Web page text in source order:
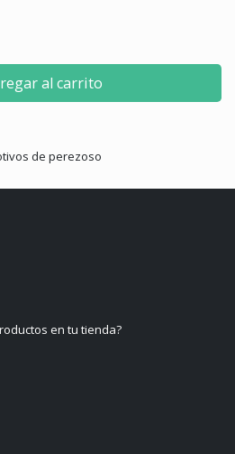
al carrito
de perezoso
en tu tienda?